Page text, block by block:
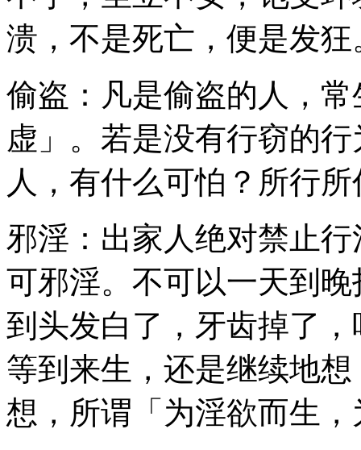
溃，不是死亡，便是发狂
偷盗：凡是偷盗的人，
虚」。若是没有行窃的
人，有什么可怕？所行
邪淫：出家人绝对禁止
可邪淫。不可以一天到
到头发白了，牙齿掉了
等到来生，还是继续地
想，所谓「为淫欲而生